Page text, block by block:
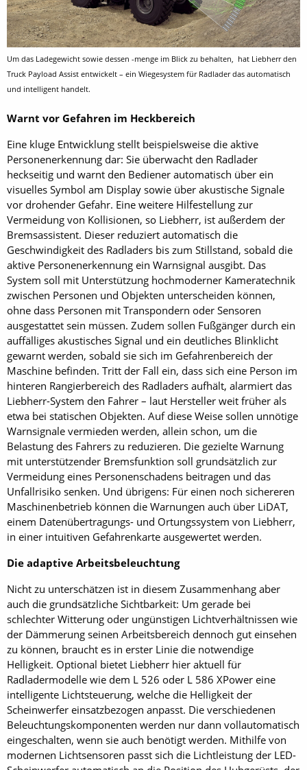
Um das Ladegewicht sowie dessen -menge im Blick zu behalten, hat Liebherr den
Truck Payload Assist entwickelt – ein Wiegesystem für Radlader das automatisch
und intelligent handelt.
Warnt vor Gefahren im Heckbereich
Eine kluge Entwicklung stellt beispielsweise die aktive
Personenerkennung dar: Sie überwacht den Radlader
heckseitig und warnt den Bediener automatisch über ein
visuelles Symbol am Display sowie über akustische Signale
vor drohender Gefahr. Eine weitere Hilfestellung zur
Vermeidung von Kollisionen, so Liebherr, ist außerdem der
Bremsassistent. Dieser reduziert automatisch die
Geschwindigkeit des Radladers bis zum Stillstand, sobald die
aktive Personenerkennung ein Warnsignal ausgibt. Das
System soll mit Unterstützung hochmoderner Kameratechnik
zwischen Personen und Objekten unterscheiden können,
ohne dass Personen mit Transpondern oder Sensoren
ausgestattet sein müssen. Zudem sollen Fußgänger durch ein
auffälliges akustisches Signal und ein deutliches Blinklicht
gewarnt werden, sobald sie sich im Gefahrenbereich der
Maschine befinden. Tritt der Fall ein, dass sich eine Person im
hinteren Rangierbereich des Radladers aufhält, alarmiert das
Liebherr-System den Fahrer – laut Hersteller weit früher als
etwa bei statischen Objekten. Auf diese Weise sollen unnötige
Warnsignale vermieden werden, allein schon, um die
Belastung des Fahrers zu reduzieren. Die gezielte Warnung
mit unterstützender Bremsfunktion soll grundsätzlich zur
Vermeidung eines Personenschadens beitragen und das
Unfallrisiko senken. Und übrigens: Für einen noch sichereren
Maschinenbetrieb können die Warnungen auch über LiDAT,
einem Datenübertragungs- und Ortungssystem von Liebherr,
in einer intuitiven Gefahrenkarte ausgewertet werden.
Die adaptive Arbeitsbeleuchtung
Nicht zu unterschätzen ist in diesem Zusammenhang aber
auch die grundsätzliche Sichtbarkeit: Um gerade bei
schlechter Witterung oder ungünstigen Lichtverhältnissen wie
der Dämmerung seinen Arbeitsbereich dennoch gut einsehen
zu können, braucht es in erster Linie die notwendige
Helligkeit. Optional bietet Liebherr hier aktuell für
Radladermodelle wie dem L 526 oder L 586 XPower eine
intelligente Lichtsteuerung, welche die Helligkeit der
Scheinwerfer einsatzbezogen anpasst. Die verschiedenen
Beleuchtungskomponenten werden nur dann vollautomatisch
eingeschalten, wenn sie auch benötigt werden. Mithilfe von
modernen Lichtsensoren passt sich die Lichtleistung der LED-